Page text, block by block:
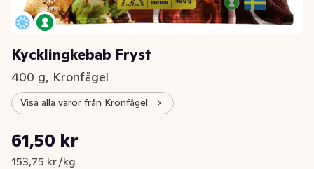
Kycklingkebab Fryst
400 g, Kronfågel
Visa alla varor från Kronfågel
Nuvarande pris är: 61,50 kr
61,50 kr
153,75 kr /kg
Styckpris: 153,75 kr /kg